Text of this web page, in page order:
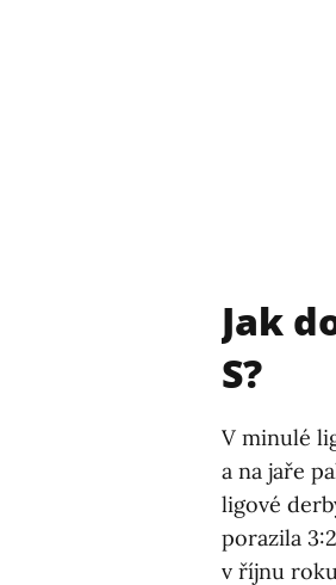
Jak
S?
V minulé
a na jaře
ligové
porazila
v říjnu